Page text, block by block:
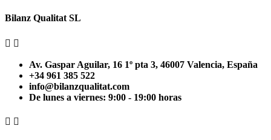
Bilanz Qualitat SL
 
Av. Gaspar Aguilar, 16 1º pta 3, 46007 Valencia, España
+34 961 385 522
info@bilanzqualitat.com
De lunes a viernes: 9:00 - 19:00 horas
 